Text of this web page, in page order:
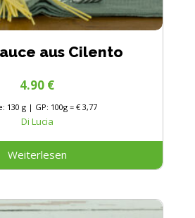
aus Cilento
Di Lucia
130 g | GP: 100g = € 3,77
4.90 €
Weiterlesen